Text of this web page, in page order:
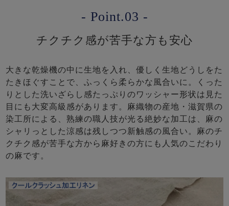
- Point.03 -
チクチク感が苦手な方も安心
大きな乾燥機の中に生地を入れ、優しく生地どうしをた
たきほぐすことで、ふっくら柔らかな風合いに。くった
りとした洗いざらし感たっぷりのワッシャー形状は見た
目にも大変高級感があります。麻織物の産地・滋賀県の
染工所による、熟練の職人技が光る絶妙な加工は、麻の
シャリっとした涼感は残しつつ新触感の風合い。麻のチ
クチク感が苦手な方から麻好きの方にも人気のこだわり
の麻です。